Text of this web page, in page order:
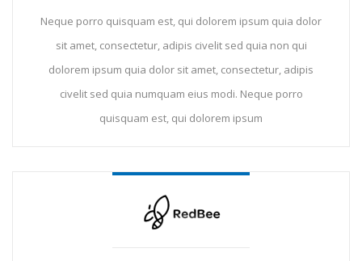
Neque porro quisquam est, qui dolorem ipsum quia dolor
sit amet, consectetur, adipis civelit sed quia non qui
dolorem ipsum quia dolor sit amet, consectetur, adipis
civelit sed quia numquam eius modi. Neque porro
quisquam est, qui dolorem ipsum